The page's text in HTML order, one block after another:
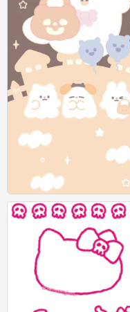
太可爱啦^o^图上有作者o